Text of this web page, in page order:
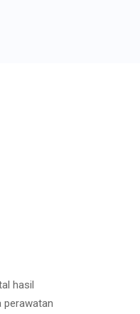
hasil
perawatan